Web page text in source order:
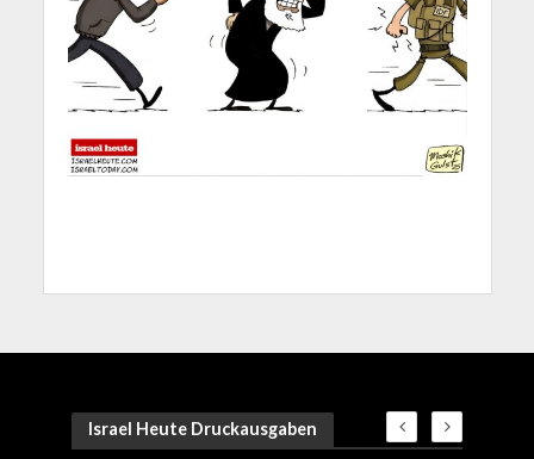
Israel Heute Druckausgaben